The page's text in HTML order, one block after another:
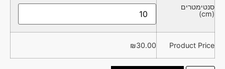
סנטימטרים
(cm)
Product Price
₪30.00